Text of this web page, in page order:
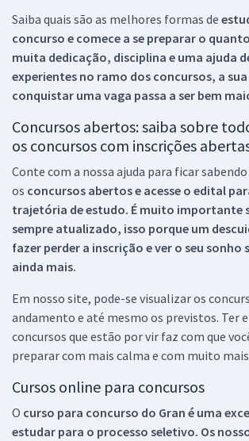
Saiba quais são as melhores formas de
concurso e comece a se preparar o
muita dedicação, disciplina e uma ajuda
experientes no ramo dos concursos, a
conquistar uma vaga passa a ser bem
Concursos abertos: saiba sobre
os concursos com inscrições
Conte com a nossa ajuda para ficar sabendo
os concursos abertos e acesse o edital
trajetória de estudo. É muito importante
sempre atualizado, isso porque um
fazer perder a inscrição e ver o seu sonho
ainda mais.
Em nosso site, pode-se visualizar os
andamento e até mesmo os previstos. Ter
concursos que estão por vir faz com que
preparar com mais calma e com muito
Cursos online para concursos
O curso para concurso do Gran é uma
estudar para o processo seletivo. Os